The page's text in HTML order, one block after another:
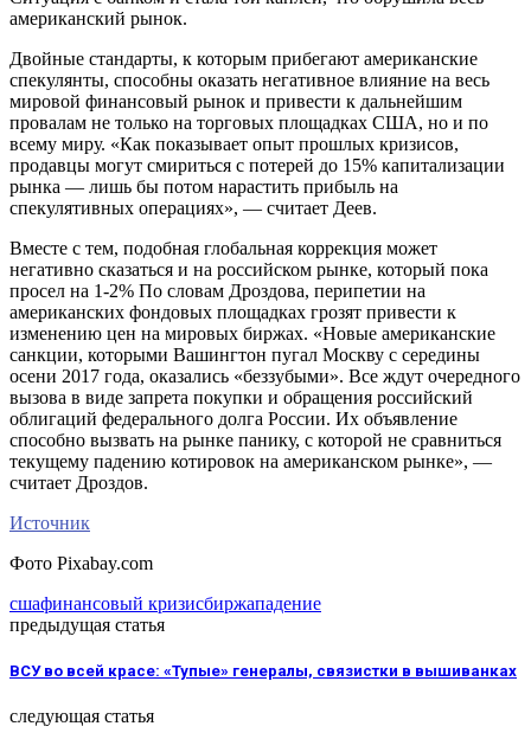
американский рынок.
Двойные стандарты, к которым прибегают американские
спекулянты, способны оказать негативное влияние на весь
мировой финансовый рынок и привести к дальнейшим
провалам не только на торговых площадках США, но и по
всему миру. «Как показывает опыт прошлых кризисов,
продавцы могут смириться с потерей до 15% капитализации
рынка — лишь бы потом нарастить прибыль на
спекулятивных операциях», — считает Деев.
Вместе с тем, подобная глобальная коррекция может
негативно сказаться и на российском рынке, который пока
просел на 1-2% По словам Дроздова, перипетии на
американских фондовых площадках грозят привести к
изменению цен на мировых биржах. «Новые американские
санкции, которыми Вашингтон пугал Москву с середины
осени 2017 года, оказались «беззубыми». Все ждут очередного
вызова в виде запрета покупки и обращения российский
облигаций федерального долга России. Их объявление
способно вызвать на рынке панику, с которой не сравниться
текущему падению котировок на американском рынке», —
считает Дроздов.
Источник
Фото Pixabay.com
сшафинансовый кризисбиржападение
предыдущая статья
ВСУ во всей красе: «Тупые» генералы, связистки в вышиванках
следующая статья